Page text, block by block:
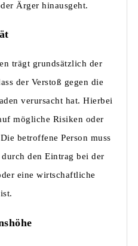
Ärger hinausgeht.
trägt grundsätzlich der
der Verstoß gegen die
verursacht hat. Hierbei
mögliche Risiken oder
betroffene Person muss
den Eintrag bei der
eine wirtschaftliche